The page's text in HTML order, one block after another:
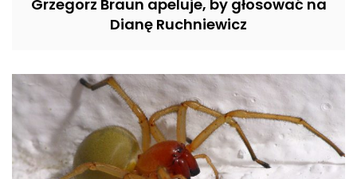
Grzegorz Braun apeluje, by głosować na
Dianę Ruchniewicz